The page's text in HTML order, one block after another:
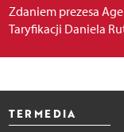
Zdaniem prezesa
Taryfikacji Daniela
TERMEDIA